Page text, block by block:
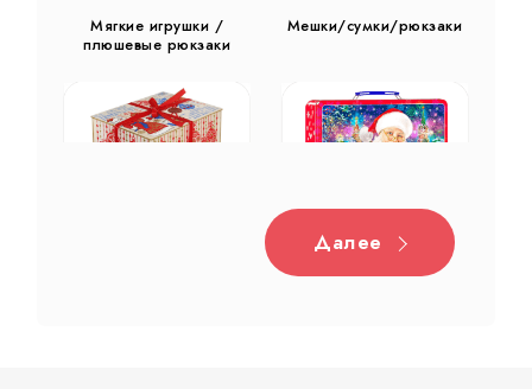
Мягкие игрушки /
плюшевые рюкзаки
Мешки/сумки/рюкзаки
Жестяная
Далее